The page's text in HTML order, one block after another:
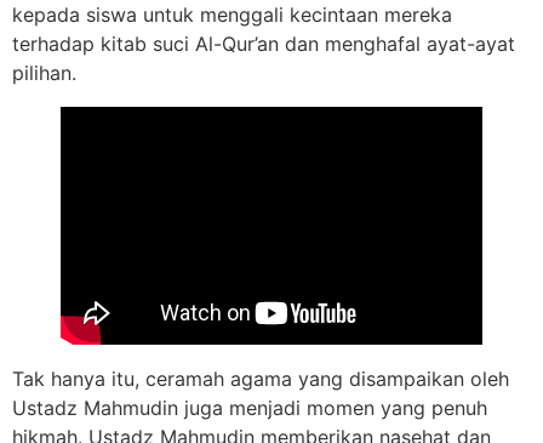
kepada siswa untuk menggali kecintaan mereka
terhadap kitab suci Al-Qur’an dan menghafal ayat-ayat
pilihan.
Tak hanya itu, ceramah agama yang disampaikan oleh
Ustadz Mahmudin juga menjadi momen yang penuh
hikmah. Ustadz Mahmudin memberikan nasehat dan